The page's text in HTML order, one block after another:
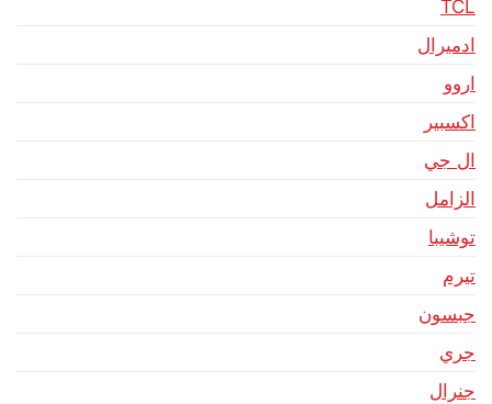
TCL
ادميرال
اروو
اكسبير
ال جي
الزامل
توشيبا
تيرم
جبسون
جري
جنرال